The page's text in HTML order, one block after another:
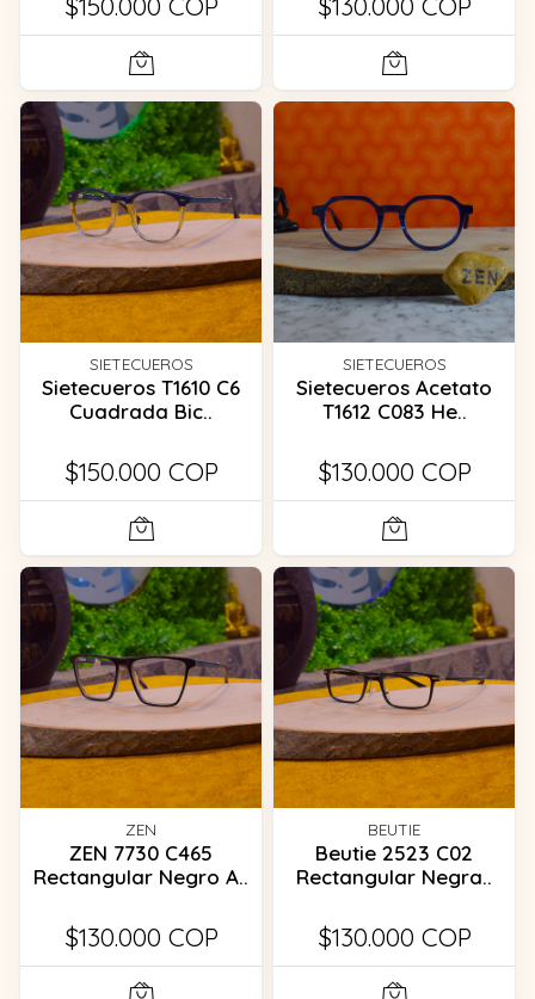
SIETECUEROS
Sietecueros T1610 C6
Cuadrada Bic..
$150.000 COP
SIETECUEROS
Sietecueros Acetato
T1612 C083 He..
$130.000 COP
ZEN
ZEN 7730 C465
Rectangular Negro A..
$130.000 COP
BEUTIE
Beutie 2523 C02
Rectangular Negra..
$130.000 COP